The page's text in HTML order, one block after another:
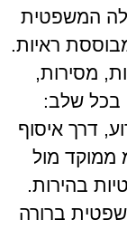
המשפטית
ראיות.
מסירות,
בכל שלב:
דרך איסוף
ממוקד מול
בהירות.
ברורה